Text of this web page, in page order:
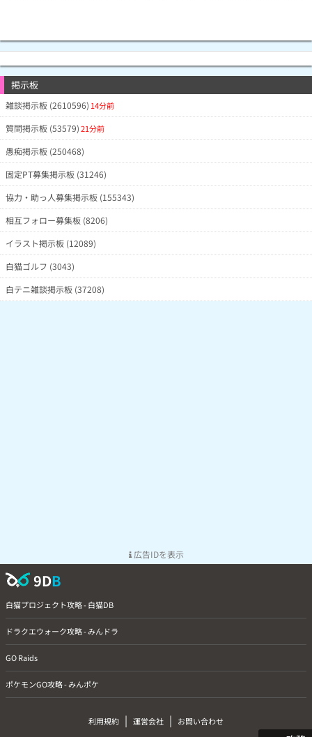
掲示板
雑談掲示板 (2610596) 14分前
質問掲示板 (53579)21分前
愚痴掲示板 (250468)
固定PT募集掲示板 (31246)
協力・助っ人募集掲示板 (155343)
相互フォロー募集板 (8206)
イラスト掲示板 (12089)
白猫ゴルフ (3043)
白テニ雑談掲示板 (37208)
広告IDを表示
9DB
白猫プロジェクト攻略 - 白猫DB
ドラクエウォーク攻略 - みんドラ
GO Raids
ポケモンGO攻略 - みんポケ
利用規約 | 運営会社 |
お問い合わせ